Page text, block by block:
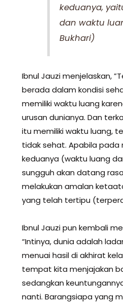
keduanya,
dan waktu
Bukhari)
Ibnul Jauzi menjelaskan,
berada dalam kondisi
memiliki waktu luang
urusan dunianya. Dan
itu memiliki waktu luang,
tidak sehat. Apabila pada
keduanya (waktu luang
sungguh akan datang
melakukan amalan
yang telah tertipu
Ibnul Jauzi pun kembali
“Intinya, dunia adalah
menuai hasil di akhirat
tempat kita menjajakan
sedangkan
nanti. Barangsiapa yang